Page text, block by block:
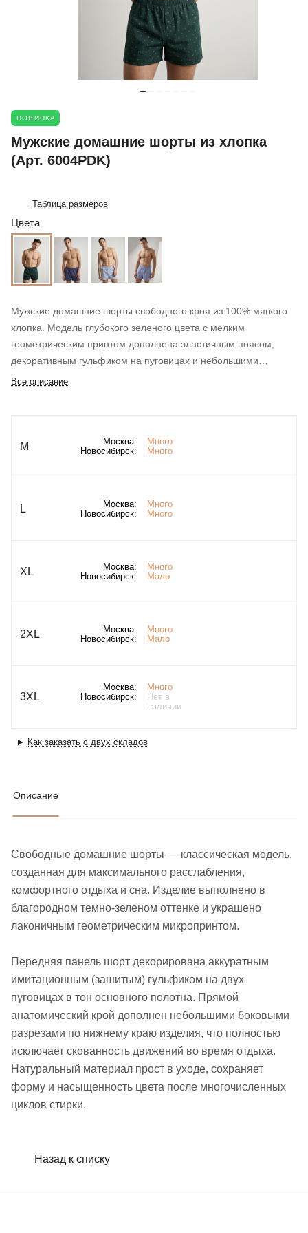
НОВИНКА
Мужские домашние шорты из хлопка
(Арт. 6004PDK)
Таблица размеров
Цвета
Мужские домашние шорты свободного кроя из 100% мягкого
хлопка. Модель глубокого зеленого цвета с мелким
геометрическим принтом дополнена эластичным поясом,
декоративным гульфиком на пуговицах и небольшими
боковыми разрезами для безупречного удобства.
Все описание
M Москва:
Много
Новосибирск:
Много
L Москва:
Много
Новосибирск:
Много
XL Москва:
Много
Новосибирск:
Мало
2XL Москва:
Много
Новосибирск:
Мало
3XL
Москва:
Много
Новосибирск:
Нет в
наличии
Как заказать с двух складов
Описание
Свободные домашние шорты — классическая модель,
созданная для максимального расслабления,
комфортного отдыха и сна. Изделие выполнено в
благородном темно-зеленом оттенке и украшено
лаконичным геометрическим микропринтом.
Передняя панель шорт декорирована аккуратным
имитационным (зашитым) гульфиком на двух
пуговицах в тон основного полотна. Прямой
анатомический крой дополнен небольшими боковыми
разрезами по нижнему краю изделия, что полностью
исключает скованность движений во время отдыха.
Натуральный материал прост в уходе, сохраняет
форму и насыщенность цвета после многочисленных
циклов стирки.
Назад к списку